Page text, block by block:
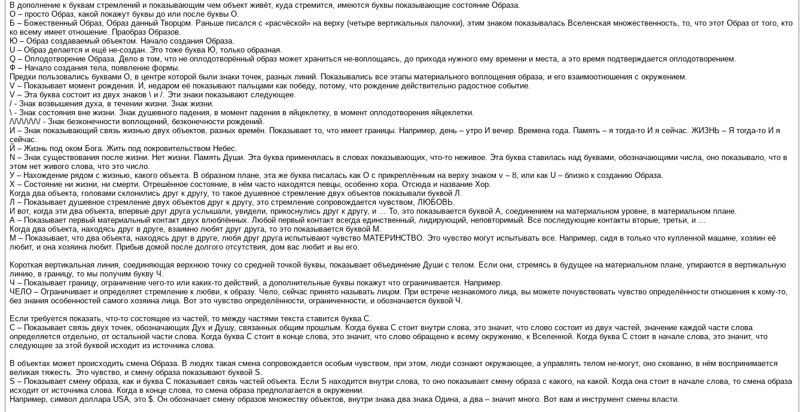
В дополнение к буквам стремлений и показывающим чем объект живёт, куда стремится, имеются буквы показывающие состояние Образа.
О – просто Образ, какой покажут буквы до или после буквы О.
Б – Божественный Образ, Образ данный Творцом. Раньше писался с «расчёской» на верху (четыре вертикальных палочки), этим знаком показывалась Вселенская множественность, то, что этот Образ от того, кто
ко всему имеет отношение. Праобраз Образов.
Ю – Образ создаваемый объектом. Начало создания Образа.
U – Образ делается и ещё не-создан. Это тоже буква Ю, только образная.
Q – Оплодотворение Образа. Дело в том, что не оплодотворённый образ может храниться не-воплощаясь, до прихода нужного ему времени и места, а это время подтверждается оплодотворением.
Ф – Начало создания тела, появление формы.
Предки пользовались буквами О, в центре которой были знаки точек, разных линий. Показывались все этапы материального воплощения образа, и его взаимоотношения с окружением.
V – Показывает момент рождения. И, недаром её показывают пальцами как победу, потому, что рождение действительно радостное событие.
V – Эта буква состоит из двух знаков \ и /. Эти знаки показывают следующее.
/ - Знак возвышения духа, в течении жизни. Знак жизни.
\ - Знак состояния вне жизни. Знак душевного падения, в момент падения в яйцеклетку, в момент оплодотворения яйцеклетки.
/\/\/\/\/\/\/ - Знак безконечности воплощений, безконечности рождений.
И – Знак показывающий связь жизнью двух объектов, разных времён. Показывает то, что имеет границы. Например, день – утро И вечер. Времена года. Память – я тогда-то И я сейчас. ЖИЗНЬ – Я тогда-то И я
сейчас.
Й – Жизнь под оком Бога. Жить под покровительством Небес.
N – Знак существования после жизни. Нет жизни. Память Души. Эта буква применялась в словах показывающих, что-то неживое. Эта буква ставилась над буквами, обозначающими числа, оно показывало, что в
этом нет живого слова, что это число.
У – Нахождение рядом с жизнью, какого объекта. В образном плане, эта же буква писалась как О с прикреплённым на верху знаком v – ȣ, или как U – близко к созданию Образа.
Х – Состояние ни жизни, ни смерти. Отрешённое состояние, в нём часто находятся певцы, особенно хора. Отсюда и название Хор.
Когда два объекта, головами склонились друг к другу, то такое душевное стремление двух объектов показывали буквой Л.
Л – Показывает душевное стремление двух объектов друг к другу, это стремление сопровождается чувством, ЛЮБОВЬ.
И вот, когда эти два объекта, впервые друг друга услышали, увидели, прикоснулись друг к другу, и … То, это показывается буквой А, соединением на материальном уровне, в материальном плане.
А – Показывает первый материальный контакт двух влюблённых. Любой первый контакт всегда единственный, лидирующий, неповторимый. Все последующие контакты вторые, третьи, и …
Когда два объекта, находясь друг в друге, взаимно любят друг друга, то это показывается буквой М.
М – Показывает, что два объекта, находясь друг в друге, любя друг друга испытывают чувство МАТЕРИНСТВО. Это чувство могут испытывать все. Например, сидя в только что купленной машине, хозяин её
любит, и она хозяина любит. Прибыв домой после долгого отсутствия, дом вас любит и вы его.
Короткая вертикальная линия, соединяющая верхнюю точку со средней точкой буквы, показывает объединение Души с телом. Если они, стремясь в будущее на материальном плане, упираются в вертикальную
линию, в границу, то мы получим букву Ч.
Ч – Показывает границу, ограничение чего-то или каких-то действий, а дополнительные буквы покажут что ограничивается. Например.
ЧЕЛО – Ограничивает и определяет стремление к любви, к образу. Чело, сейчас принято называть лицом. При встрече незнакомого лица, вы можете почувствовать чувство определённости отношения к кому-то,
без знания особенностей самого хозяина лица. Вот это чувство определённости, ограниченности, и обозначается буквой Ч.
Если требуется показать, что-то состоящее из частей, то между частями текста ставится буква С.
С – Показывает связь двух точек, обозначающих Дух и Душу, связанных общим прошлым. Когда буква С стоит внутри слова, это значит, что слово состоит из двух частей, значение каждой части слова
определяется отдельно, от остальной части слова. Когда буква С стоит в конце слова, это значит, что слово обращено к всему окружению, к Вселенной. Когда буква С стоит в начале слова, это значит, что
следующее за этой буквой исходит из источника слова.
В объектах может происходить смена Образа. В людях такая смена сопровождается особым чувством, при этом, люди сознают окружающее, а управлять телом не-могут, оно скованно, в нём воспринимается
великая тяжесть. Это чувство, и смену образа показывают буквой S.
S – Показывает смену образа, как и буква С показывает связь частей объекта. Если S находится внутри слова, то оно показывает смену образа с какого, на какой. Когда она стоит в начале слова, то смена образа
исходит от источника слова. Когда в конце слова, то смена образа предполагается в окружении.
Например, символ доллара USA, это $. Он обозначает смену образов множеству объектов, внутри знака два знака Одина, а два – значит много. Вот вам и инструмент смены власти.